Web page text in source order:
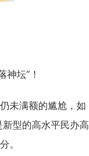
坛”！
未满额的尴尬，如
型的高水平民办高
。